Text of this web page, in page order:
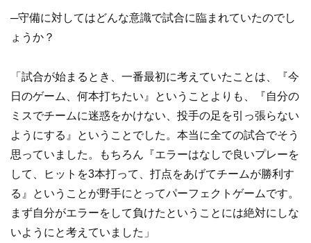
─守備に対してはどんな意識で試合に臨まれていたのでし
ょうか？
「試合が始まるとき、一番最初に考えていたことは、『今
日のゲーム、何本打ちたい』ということよりも、『自分の
ミスでチームに迷惑をかけない、投手の足を引っ張らない
ようにする』ということでした。本当に全ての試合でそう
思っていました。もちろん『エラーはなしで良いプレーを
して、ヒットを3本打って、打点をあげてチームが勝利す
る』ということが野手にとってパーフェクトゲームです。
まず自分がエラーをして負けたということには絶対にしな
いようにと考えていました」